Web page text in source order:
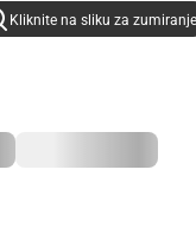
Kliknite na sliku za zumiranje